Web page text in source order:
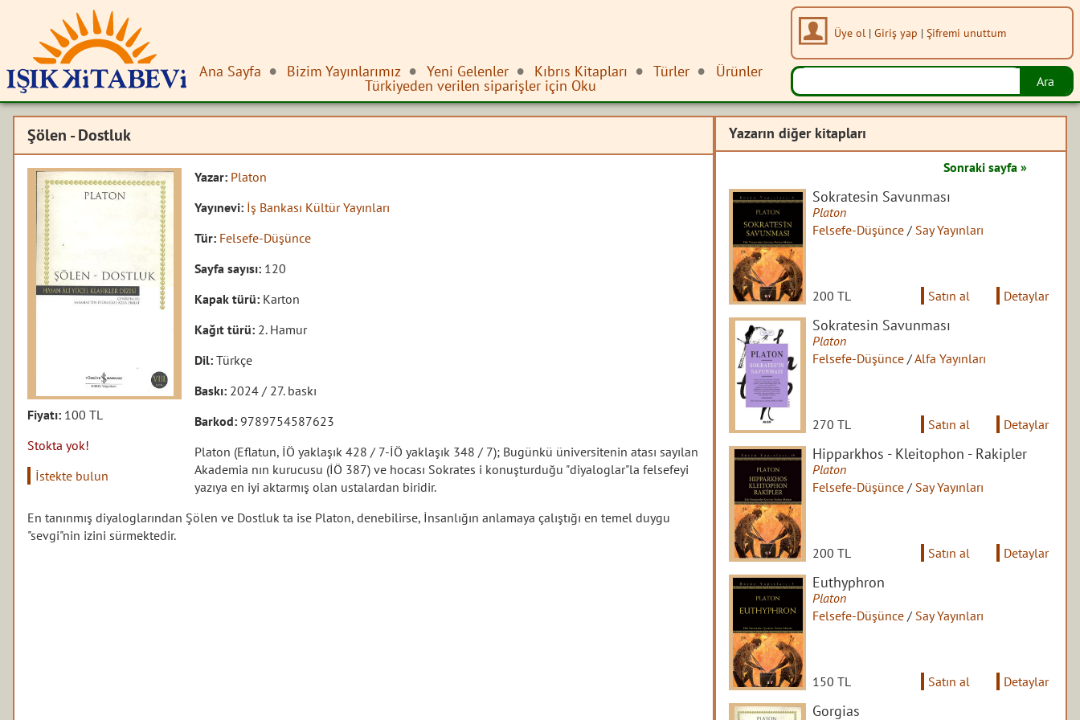
Ana Sayfa Bizim Yayınlarımız Yeni Gelenler Kıbrıs Kitapları Türler Ürünler
Türkiyeden verilen siparişler için Oku
Üye ol | Giriş yap | Şifremi unuttum
Şölen - Dostluk
Fiyatı: 100 TL
Stokta yok!
İstekte bulun
Yazar: Platon
Yayınevi: İş Bankası Kültür Yayınları
Tür: Felsefe-Düşünce
Sayfa sayısı: 120
Kapak türü: Karton
Kağıt türü: 2. Hamur
Dil:Türkçe
Baskı: 2024 / 27. baskı
Barkod:9789754587623
Platon (Eflatun, İÖ yaklaşık 428 / 7-İÖ yaklaşık 348 / 7); Bugünkü üniversitenin atası sayılan
Akademia nın kurucusu (İÖ 387) ve hocası Sokrates i konuşturduğu "diyaloglar"la felsefeyi
yazıya en iyi aktarmış olan ustalardan biridir.
En tanınmış diyaloglarından Şölen ve Dostluk ta ise Platon, denebilirse, İnsanlığın anlamaya çalıştığı en temel duygu
"sevgi"nin izini sürmektedir.
Yazarın diğer kitapları
Sonraki sayfa »
Sokratesin Savunması
Platon
Felsefe-Düşünce / Say Yayınları
200 TL Satın al Detaylar
Sokratesin Savunması
Platon
Felsefe-Düşünce /Alfa Yayınları
270 TL Satın al Detaylar
Hipparkhos - Kleitophon - Rakipler
Platon
Felsefe-Düşünce / Say Yayınları
200 TL Satın al Detaylar
Euthyphron
Platon
Felsefe-Düşünce / Say Yayınları
150 TL Satın al Detaylar
Gorgias